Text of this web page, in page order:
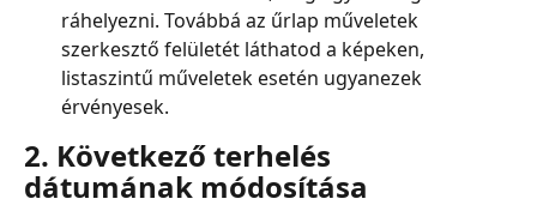
ráhelyezni. Továbbá az űrlap műveletek
szerkesztő felületét láthatod a képeken,
listaszintű műveletek esetén ugyanezek
érvényesek.
2. Következő terhelés
dátumának módosítása